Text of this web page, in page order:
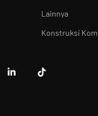
Lainnya
Konstruksi